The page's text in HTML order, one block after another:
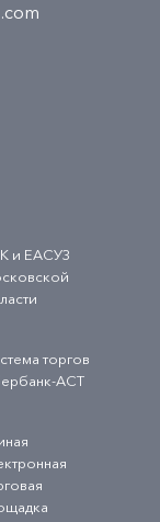
и ЕАСУЗ
торгов
АСТ